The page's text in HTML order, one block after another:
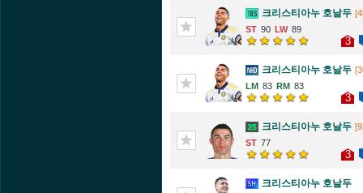
크리스티아누 호날두
90
89
3
크리스티아누 호날두
83
83
3
크리스티아누 호날두
77
3
크리스티아누 호날두